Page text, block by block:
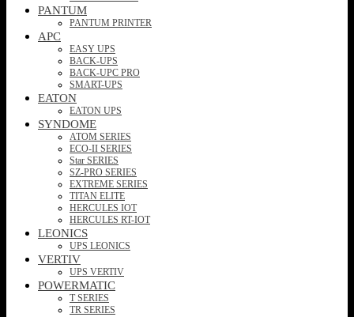
PANTUM
PANTUM PRINTER
APC
EASY UPS
BACK-UPS
BACK-UPC PRO
SMART-UPS
EATON
EATON UPS
SYNDOME
ATOM SERIES
ECO-II SERIES
Star SERIES
SZ-PRO SERIES
EXTREME SERIES
TITAN ELITE
HERCULES IOT
HERCULES RT-IOT
LEONICS
UPS LEONICS
VERTIV
UPS VERTIV
POWERMATIC
T SERIES
TR SERIES